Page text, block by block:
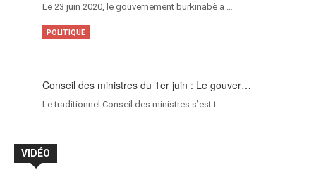
Le 23 juin 2020, le gouvernement burkinabè a …
Conseil des ministres du 1er juin : Le gouver…
Le traditionnel Conseil des ministres s’est t…
POLITIQUE
VIDÉO